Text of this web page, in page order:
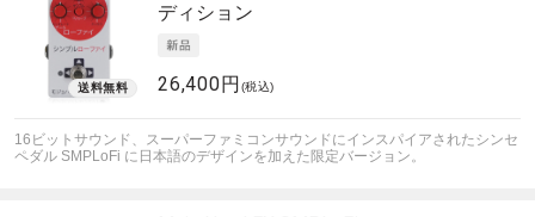
ディション
26,400円 (税込)
16ビットサウンド、スーパーファミコンサウンドにインスパイアされたシンセ
ペダル SMPLoFi に日本語のデザインを加えた限定バージョン。